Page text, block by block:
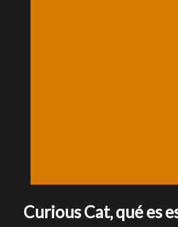
Curious Cat, qué es